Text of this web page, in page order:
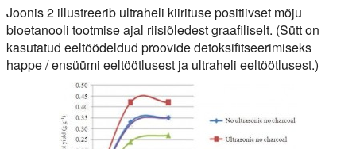
Joonis 2 illustreerib ultraheli kiirituse positiivset mõju
bioetanooli tootmise ajal riisiõledest graafiliselt. (Sütt on
kasutatud eeltöödeldud proovide detoksifitseerimiseks
happe / ensüümi eeltöötlusest ja ultraheli eeltöötlusest.)